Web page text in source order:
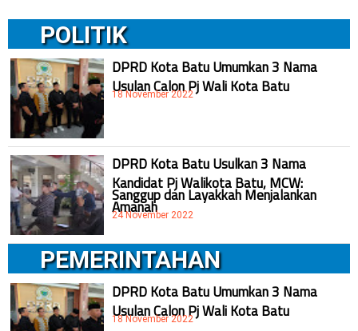
POLITIK
DPRD Kota Batu Umumkan 3 Nama
Usulan Calon Pj Wali Kota Batu
18 November 2022
DPRD Kota Batu Usulkan 3 Nama
Kandidat Pj Walikota Batu, MCW:
Sanggup dan Layakkah Menjalankan
Amanah
24 November 2022
PEMERINTAHAN
DPRD Kota Batu Umumkan 3 Nama
Usulan Calon Pj Wali Kota Batu
18 November 2022